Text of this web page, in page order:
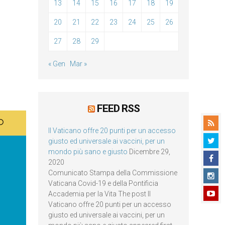
13 14 15 16 17 18 19
20 21 22 23 24 25 26
27 28 29
« Gen Mar »
FEED RSS
Il Vaticano offre 20 punti per un accesso
giusto ed universale ai vaccini, per un
mondo più sano e giusto Dicembre 29,
2020
Comunicato Stampa della Commissione
Vaticana Covid-19 e della Pontificia
Accademia per la Vita The post Il
Vaticano offre 20 punti per un accesso
giusto ed universale ai vaccini, per un